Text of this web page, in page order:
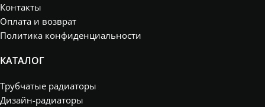
Контакты
Оплата и возврат
Политика конфиденциальности
КАТАЛОГ
Трубчатые радиаторы
Дизайн-радиаторы